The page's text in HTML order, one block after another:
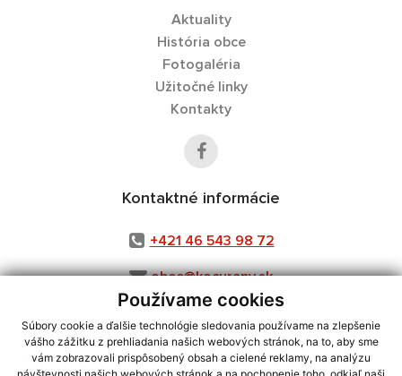
Používame cookies
Súbory cookie a ďalšie technológie sledovania používame na zlepšenie
vášho zážitku z prehliadania našich webových stránok, na to, aby sme
vám zobrazovali prispôsobený obsah a cielené reklamy, na analýzu
Aktuality
História obce
Fotogaléria
Užitočné linky
Kontakty
Kontaktné informácie
+421 46 543 98 72
obec@kocurany.sk
využite možnosť získavania aktuálnych informácií s využitím RSS